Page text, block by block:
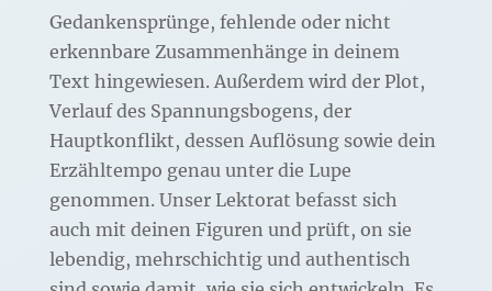
Gedankensprünge, fehlende oder nicht
erkennbare Zusammenhänge in deinem
Text hingewiesen. Außerdem wird der Plot,
Verlauf des Spannungsbogens, der
Hauptkonflikt, dessen Auflösung sowie dein
Erzähltempo genau unter die Lupe
genommen. Unser Lektorat befasst sich
auch mit deinen Figuren und prüft, on sie
lebendig, mehrschichtig und authentisch